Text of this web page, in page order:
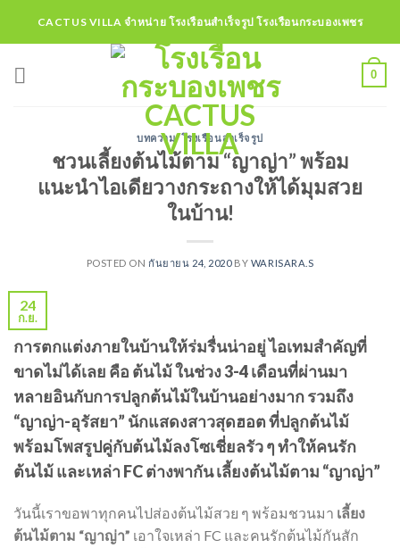
CACTUS VILLA จำหน่าย โรงเรือนสำเร็จรูป โรงเรือนกระบองเพชร
0
บทความ,โรงเรือนสำเร็จรูป
ชวนเลี้ยงต้นไม้ตาม “ญาญ่า” พร้อม
แนะนำไอเดียวางกระถางให้ได้มุมสวย
ในบ้าน!
POSTED ON กันยายน 24, 2020BY WARISARA.S
24
ก.ย.
การตกแต่งภายในบ้านให้ร่มรื่นน่าอยู่ ไอเทมสำคัญที่
ขาดไม่ได้เลย คือ ต้นไม้ ในช่วง 3-4 เดือนที่ผ่านมา
หลายอินกับการปลูกต้นไม้ในบ้านอย่างมาก รวมถึง
“ญาญ่า-อุรัสยา” นักแสดงสาวสุดฮอต ที่ปลูกต้นไม้
พร้อมโพสรูปคู่กับต้นไม้ลงโซเชี่ยลรัว ๆ ทำให้คนรัก
ต้นไม้ และเหล่า FC ต่างพากัน เลี้ยงต้นไม้ตาม “ญาญ่า”
วันนี้เราขอพาทุกคนไปส่องต้นไม้สวย ๆ พร้อมชวนมา เลี้ยง
ต้นไม้ตาม “ญาญ่า” เอาใจเหล่า FC และคนรักต้นไม้กันสัก